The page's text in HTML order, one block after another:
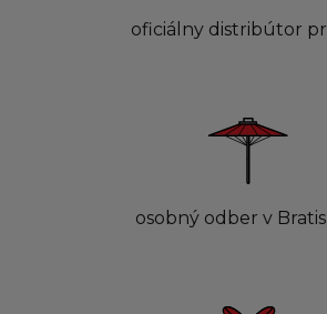
oficiálny distribútor
osobný odber v